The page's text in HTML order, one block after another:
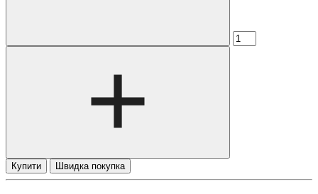
Купити Швидка покупка